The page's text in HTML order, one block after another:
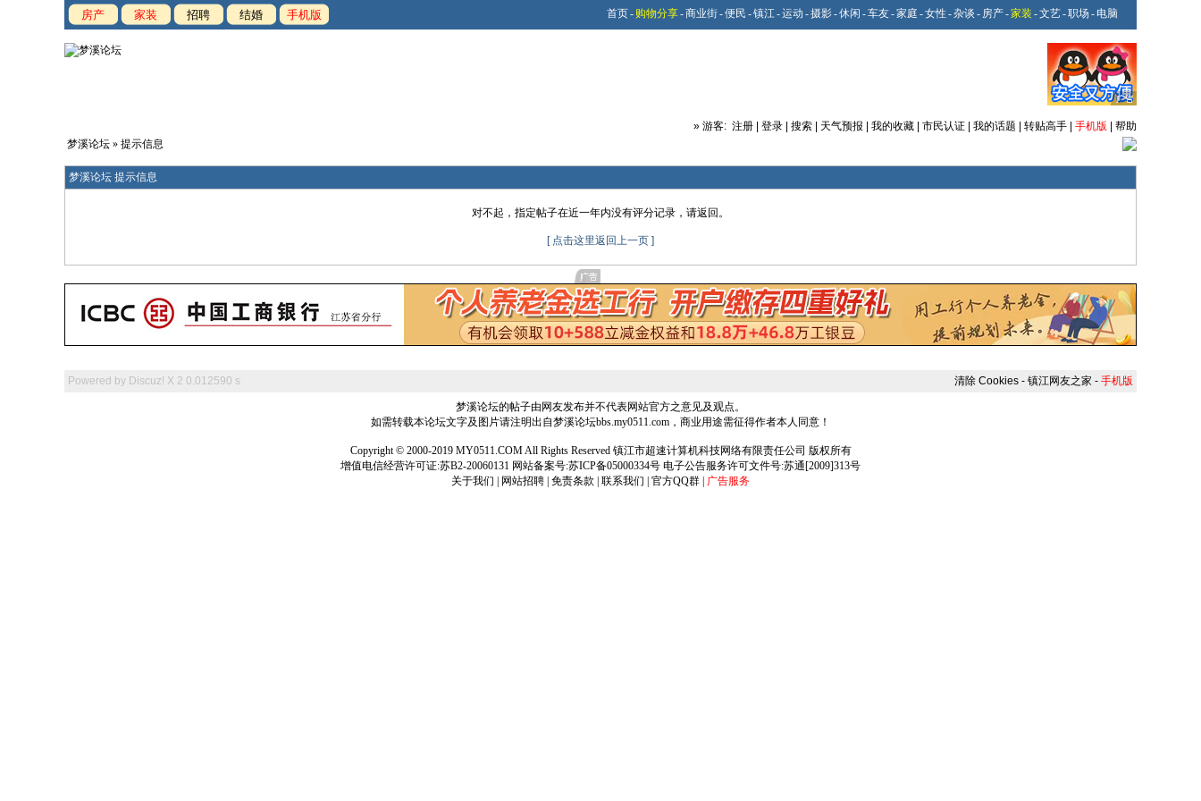
房产 家装 招聘 结婚 手机版 首页- 购物分享-商业街-便民 -镇江-运动 -摄影-休闲 -车友-家庭 -女性 -杂谈 - 房产-家装 -文艺-职场 - 电脑
» 游客: 注册 登录 搜索 天气预报 我的收藏 市民认证 我的话题 转贴高手 手机版
帮助
梦溪论坛 » 提示信息
梦溪论坛 提示信息
对不起，指定帖子在近一年内没有评分记录，请返回。
[ 点击这里返回上一页 ]
Powered by Discuz! X 2 0.012590 s 清除 Cookies - 镇江网友之家 - 手机版
梦溪论坛的帖子由网友发布并不代表网站官方之意见及观点。
如需转载本论坛文字及图片请注明出自梦溪论坛bbs.my0511.com，商业用途需征得作者本人同意！
Copyright © 2000-2019 MY0511.COM All Rights Reserved 镇江市超速计算机科技网络有限责任公司 版权所有
增值电信经营许可证:苏B2-20060131 网站备案号:苏ICP备05000334号 电子公告服务许可文件号:苏通[2009]313号
关于我们
网站招聘 免责条款 联系我们 官方QQ群 广告服务